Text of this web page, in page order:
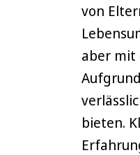
von
aber mit
bieten.